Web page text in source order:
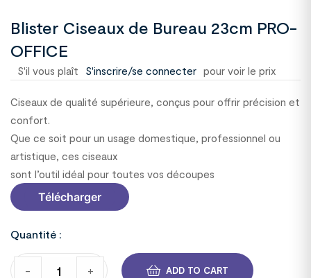
Blister Ciseaux de Bureau 23cm PRO-
OFFICE
S'il vous plaît S'inscrire/se connecter pour voir le prix
Ciseaux de qualité supérieure, conçus pour offrir précision et
confort.
Que ce soit pour un usage domestique, professionnel ou
artistique, ces ciseaux
sont l’outil idéal pour toutes vos découpes
Télécharger
Quantité :
- + ADD TO CART